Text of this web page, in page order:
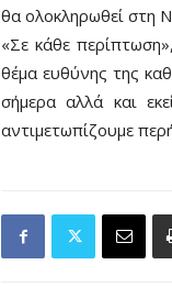
θα ολοκληρωθεί στη
«Σε κάθε
θέμα ευθύνης της
σήμερα αλλά και
αντιμετωπίζουμε